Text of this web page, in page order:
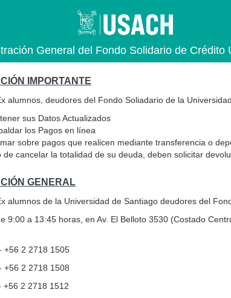
General del Fondo Solidario de Crédito
IMPORTANTE
alumnos, deudores del Fondo Soliadario de la
sus Datos Actualizados
los Pagos en línea
sobre pagos que realicen mediante transferencia o
de cancelar la totalidad de su deuda, deben solicitar
GENERAL
alumnos de la Universidad de Santiago deudores del
9:00 a 13:45 horas, en Av. El Belloto 3530 (Costado
+56 2 2718 1505
+56 2 2718 1508
+56 2 2718 1512